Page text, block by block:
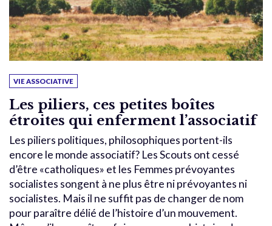
VIE ASSOCIATIVE
Les piliers, ces petites boîtes
étroites qui enferment l’associatif
Les piliers politiques, philosophiques portent-ils
encore le monde associatif? Les Scouts ont cessé
d’être «catholiques» et les Femmes prévoyantes
socialistes songent à ne plus être ni prévoyantes ni
socialistes. Mais il ne suffit pas de changer de nom
pour paraître délié de l’histoire d’un mouvement.